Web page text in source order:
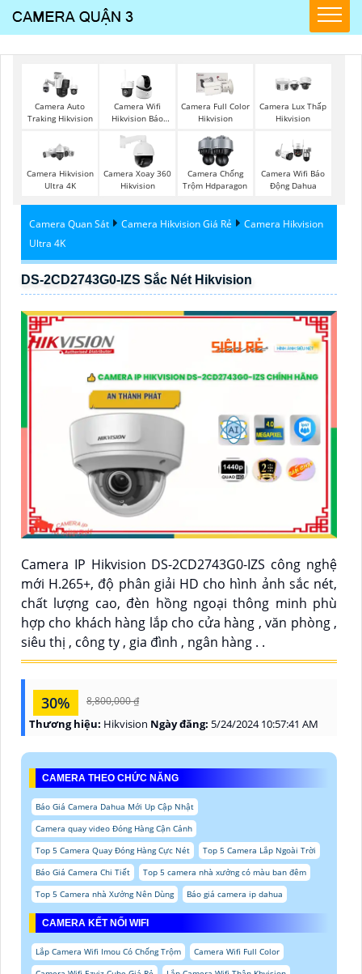
Camera Auto
Traking Hikvision
Camera Wifi
Hikvision Báo
Camera Full Color
Hikvision
Camera Lux Thấp
Hikvision
Camera Hikvision
Ultra 4K
Camera Xoay 360
Hikvision
Camera Chống
Trộm Hdparagon
Camera Wifi Báo
Động Dahua
Camera Quan Sát Camera Hikvision Giá Rẻ
Camera Hikvision
Ultra 4K
DS-2CD2743G0-IZS Sắc Nét Hikvision
Camera IP Hikvision DS-2CD2743G0-IZS công nghệ
mới H.265+, độ phân giải HD cho hình ảnh sắc nét,
chất lượng cao, đèn hồng ngoại thông minh phù
hợp cho khách hàng lắp cho cửa hàng , văn phòng ,
siêu thị , công ty , gia đình , ngân hàng . .
30% 8,800,000 ₫
Thương hiệu: Hikvision Ngày đăng: 5/24/2024 10:57:41 AM
CAMERA THEO CHỨC NĂNG
Báo Giá Camera Dahua Mới Up Cập Nhật
Camera quay video Đóng Hàng Cận Cảnh
Top 5 Camera Quay Đóng Hàng Cực Nét
Top 5 Camera Lắp Ngoài Trời
Báo Giá Camera Chi Tiết
Top 5 camera nhà xưởng có màu ban đêm
Top 5 Camera nhà Xưởng Nên Dùng
Báo giá camera ip dahua
CAMERA KẾT NỐI WIFI
Lắp Camera Wifi Imou Có Chống Trộm
Camera Wifi Full Color